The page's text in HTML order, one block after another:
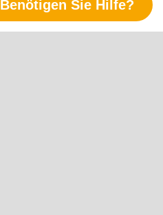
Benötigen Sie Hilfe?